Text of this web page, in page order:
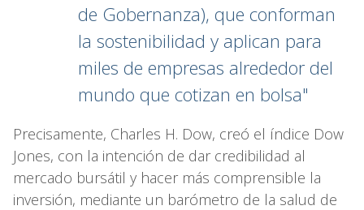
de Gobernanza), que conforman
la sostenibilidad y aplican para
miles de empresas alrededor del
mundo que cotizan en bolsa"
Precisamente, Charles H. Dow, creó el índice Dow
Jones, con la intención de dar credibilidad al
mercado bursátil y hacer más comprensible la
inversión, mediante un barómetro de la salud de